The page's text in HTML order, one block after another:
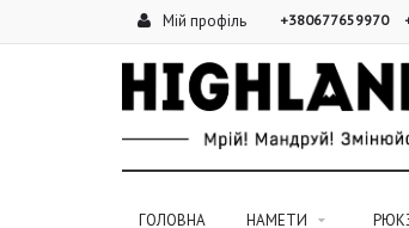
Мій профіль +380677659970
ГОЛОВНА НАМЕТИ